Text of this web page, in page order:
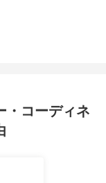
・コーディネ